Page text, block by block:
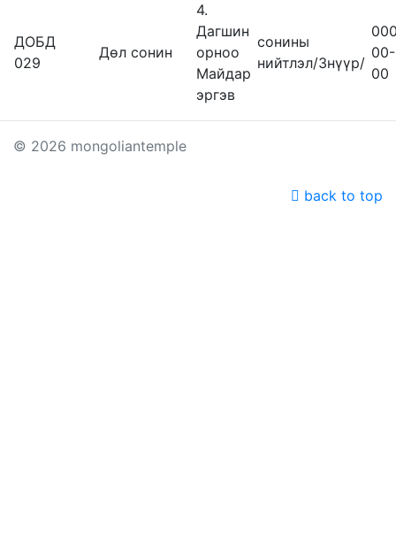
ДОБД
029
Дөл сонин
4.
Дагшин
орноо
Майдар
эргэв
сонины
нийтлэл/3нүүр/
00-
00
© 2026 mongoliantemple
back to top